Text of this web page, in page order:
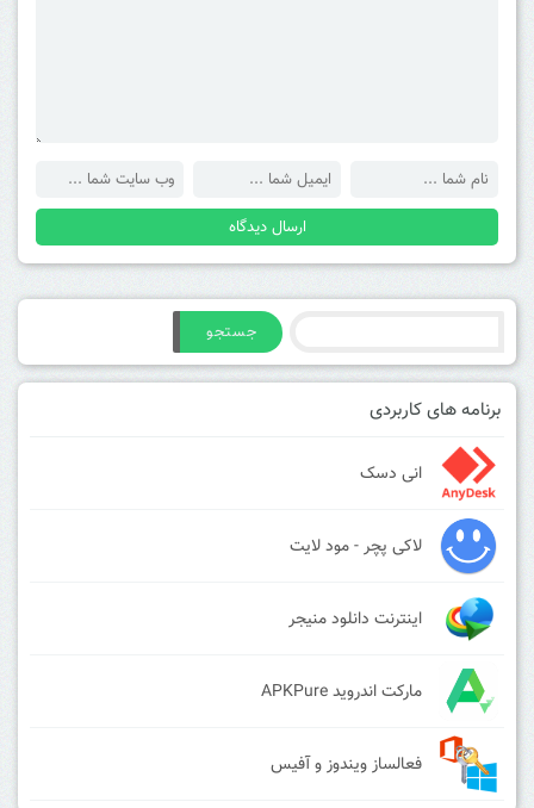
جستجو
برنامه های کاربردی
انی دسک
لاکی پچر - مود لایت
اینترنت دانلود منیجر
مارکت اندروید APKPure
فعالساز ویندوز و آفیس